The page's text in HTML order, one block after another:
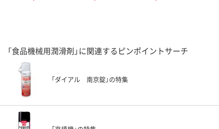
「食品機械用潤滑剤」に関連するピンポイントサーチ
「ダイアル 南京錠」の特集